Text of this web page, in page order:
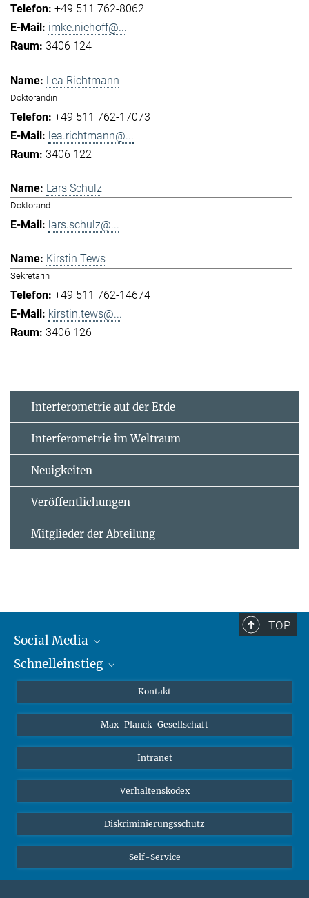
+49 511 762-8062
imke.niehoff@...
3406 124
Lea Richtmann
Doktorandin
+49 511 762-17073
lea.richtmann@...
3406 122
Lars Schulz
Doktorand
lars.schulz@...
Kirstin Tews
Sekretärin
+49 511 762-14674
kirstin.tews@...
3406 126
Interferometrie auf der Erde
Interferometrie im Weltraum
Neuigkeiten
Veröffentlichungen
Mitglieder der Abteilung
TOP
Social Media
Mastodon
Schnelleinstieg
Studierende
Schüler*innen
Öffentlichkeit
Alumnae | Alumni
Kontakt
Max-Planck-Gesellschaft
Intranet
Verhaltenskodex
Diskriminierungsschutz
Self-Service